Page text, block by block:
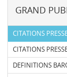
GRAND
CITATIONS
CITATIONS
DEFINITIONS